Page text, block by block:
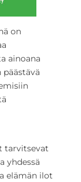
on
ainoana
tarvitsevat
yhdessä
elämän ilot